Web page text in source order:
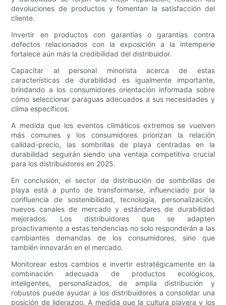
devoluciones de productos y fomentan la satisfacción del
cliente.
Invertir en productos con garantías o garantías contra
defectos relacionados con la exposición a la intemperie
fortalece aún más la credibilidad del distribuidor.
Capacitar al personal minorista acerca de estas
características de durabilidad es igualmente importante,
brindando a los consumidores orientación informada sobre
cómo seleccionar paraguas adecuados a sus necesidades y
clima específicos.
A medida que los eventos climáticos extremos se vuelven
más comunes y los consumidores priorizan la relación
calidad-precio, las sombrillas de playa centradas en la
durabilidad seguirán siendo una ventaja competitiva crucial
para los distribuidores en 2025.
En conclusión, el sector de distribución de sombrillas de
playa está a punto de transformarse, influenciado por la
confluencia de sostenibilidad, tecnología, personalización,
nuevos canales de mercado y estándares de durabilidad
mejorados. Los distribuidores que se adapten
proactivamente a estas tendencias no solo responderán a las
cambiantes demandas de los consumidores, sino que
también innovarán en el mercado.
Monitorear estos cambios e invertir estratégicamente en la
combinación adecuada de productos ecológicos,
inteligentes, personalizados, de amplia distribución y
robustos puede ayudar a los distribuidores a consolidar una
posición de liderazgo. A medida que la cultura playera y los